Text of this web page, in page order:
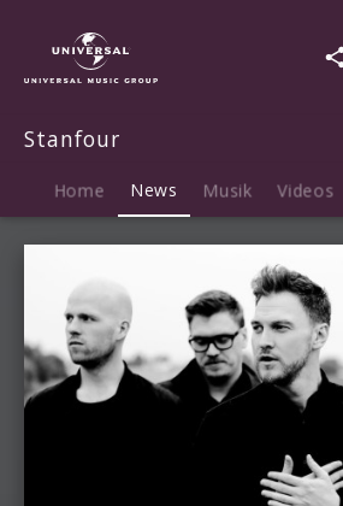
Stanfour
Home News Musik Videos